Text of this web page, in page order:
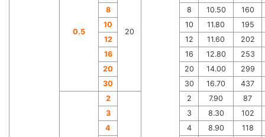
0.5 20
8
8 10.50
160
10
10 11.80
195
12
12 11.60
202
16
16 12.80
253
20
20 14.00
299
30
30 16.70 437
2 2 7.90
87
3
3 8.30
102
4
4 8.90
118